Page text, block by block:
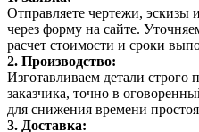
Отправляете чертежи, эскизы
через форму на сайте.
расчет стоимости и сроки
2. Производство:
Изготавливаем детали строго
заказчика, точно в
для снижения времени
3. Доставка: